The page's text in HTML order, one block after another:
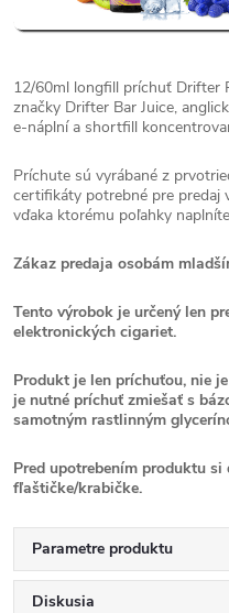
12/60ml longfill príchuť Drifter
značky Drifter Bar Juice,
e-náplní a shortfill
Príchute sú vyrábané z
certifikáty potrebné pre predaj
vďaka ktorému poľahky
Zákaz predaja osobám
Tento výrobok je určený len
elektronických cigariet.
Produkt je len príchuťou, nie
je nutné príchuť zmiešať s
samotným rastlinným
Pred upotrebením produktu
fľaštičke/krabičke.
Parametre produktu
Diskusia